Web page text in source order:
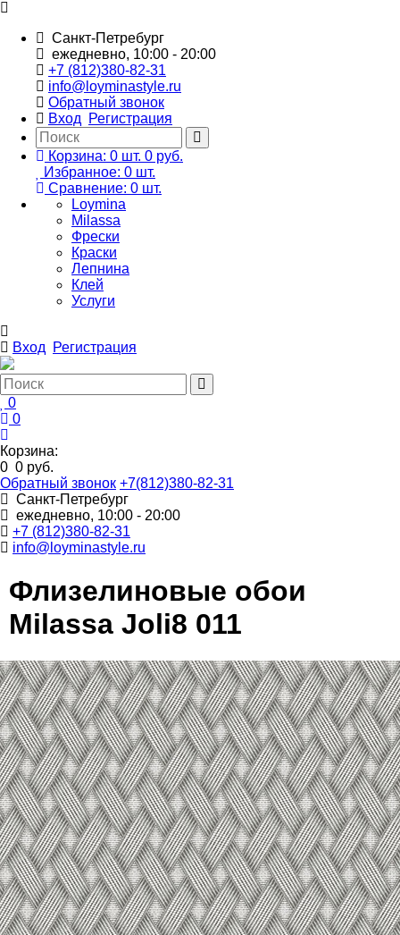
Санкт-Петребург
ежедневно, 10:00 - 20:00
+7 (812)380-82-31
info@loyminastyle.ru
Обратный звонок
Вход
Регистрация
Корзина: 0 шт. 0 руб.
Избранное: 0 шт.
Сравнение: 0 шт.
Loymina
Milassa
Фрески
Краски
Лепнина
Клей
Услуги
Вход Регистрация
0
0
Корзина:
0 0 руб.
Обратный звонок +7(812)380-82-31
Санкт-Петребург
ежедневно, 10:00 - 20:00
+7 (812)380-82-31
info@loyminastyle.ru
Флизелиновые обои
Milassa Joli8 011